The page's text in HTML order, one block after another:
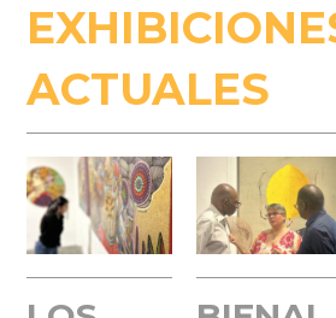
ACTUALES